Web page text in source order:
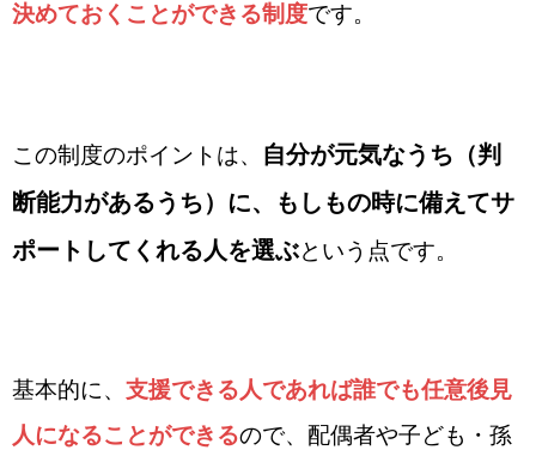
決めておくことができる制度です。
この制度のポイントは、 自分が元気なうち（判
断能力があるうち）に、もしもの時に備えてサ
ポートしてくれる人を選ぶという点です。
基本的に、 支援できる人であれば誰でも任意後見
人になることができるので、配偶者や子ども・孫